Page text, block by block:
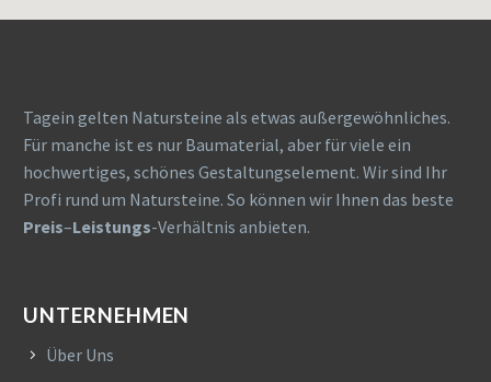
Tagein gelten Natursteine als etwas außergewöhnliches.
Für manche ist es nur Baumaterial, aber für viele ein
hochwertiges, schönes Gestaltungselement. Wir sind Ihr
Profi rund um Natursteine. So können wir Ihnen das beste
Preis–Leistungs-Verhältnis anbieten.
UNTERNEHMEN
Über Uns